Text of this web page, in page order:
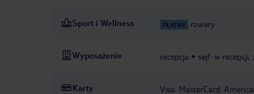
Sport i Wellness PŁATNE rowery
Wyposażenie recepcja sejf: w recepcji,
Karty Visa, MasterCard,